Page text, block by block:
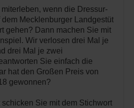
wenn die Dressur-
Mecklenburger Landgestüt
gehen? Dann machen Sie mit
Wir verlosen drei Mal je
drei Mal je zwei
Sie einfach die
hat den Großen Preis von
gewonnen?
schicken Sie mit dem Stichwort